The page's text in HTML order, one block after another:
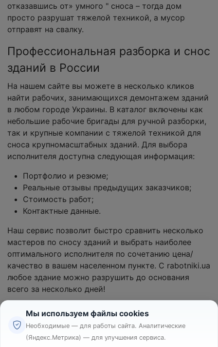
отказавшись от» умного " сноса – тогда дом
просто разрушат тяжелой техникой, а мусор
отправят на свалку.
Профессиональная разборка и снос
зданий в России
На нашем сайте вы можете в несколько кликов
найти рабочих, занимающихся демонтажем зданий
в любом городе Украины. В каталог включены как
небольшие рабочие бригады для ручной разборки,
так и крупные компании с тяжелой техникой для
сноса крупномасштабных зданий. Для выбора
исполнителя доступна следующая информация:
Портфолио и резюме;
Реальные отзывы предыдущих заказчиков;
Стоимость работ;
Контактные данные.
Наш сервис позволит быстро сравнить несколько
мастеров по сносу зданий и выбрать наиболее
оптимального исполнителя по сочетанию цена/
качество в вашем населенном пункте. С rabotniki.ua
любое здание можно разрушить до основания
всего за несколько дней!
Реклама
Мы используем файлы cookies
Необходимые — для работы сайта. Аналитические
(Яндекс.Метрика) — для улучшения сервиса.